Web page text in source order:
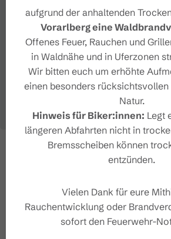
aufgrund der anhaltenden
Vorarlberg eine
Offenes Feuer, Rauchen und
in Waldnähe und in Uferzonen
Wir bitten euch um erhöhte
einen besonders rücksichtsvollen
Natur.
Hinweis für Biker:innen: Legt
längeren Abfahrten nicht in
Bremsscheiben können
entzünden.
Vielen Dank für eure
Rauchentwicklung oder
sofort den Feuerwehr-